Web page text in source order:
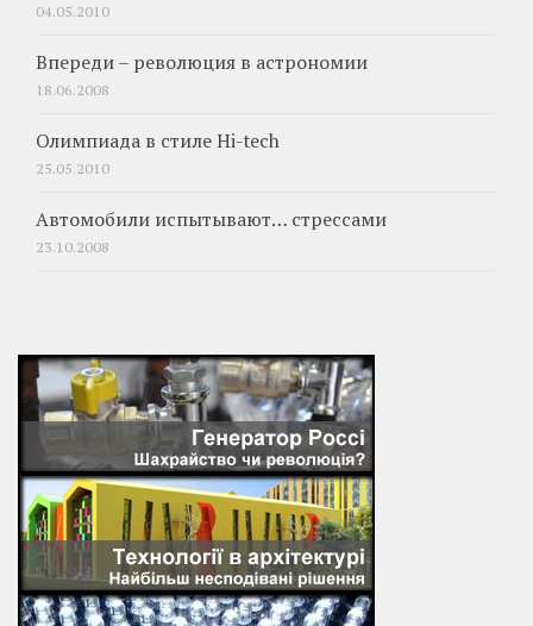
04.05.2010
Впереди – революция в астрономии
18.06.2008
Олимпиада в стиле Hi-tech
25.05.2010
Автомобили испытывают… стрессами
23.10.2008